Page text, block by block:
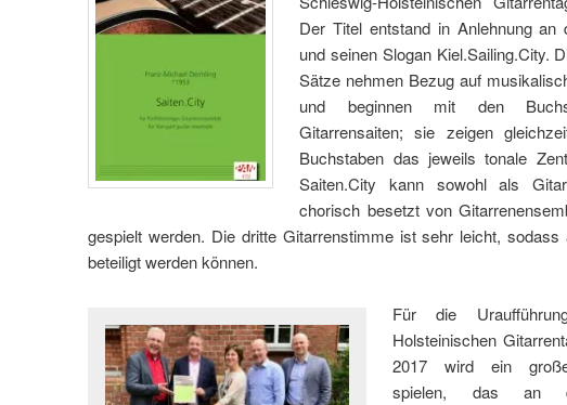
Der Titel entstand in Anlehnung an
und seinen Slogan Kiel.Sailing.City.
Sätze nehmen Bezug auf
und beginnen mit den
Gitarrensaiten; sie zeigen
Buchstaben das jeweils tonale
Saiten.City kann sowohl als
chorisch besetzt von
gespielt werden. Die dritte Gitarrenstimme ist sehr leicht,
beteiligt werden können.
Für die
Holsteinischen
2017 wird ein
spielen, das an